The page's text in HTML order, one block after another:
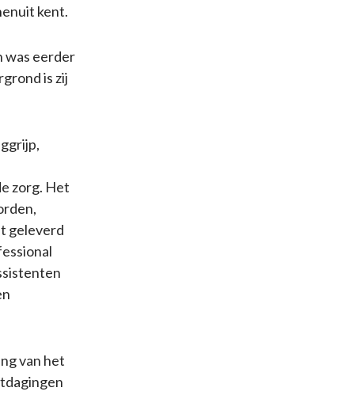
kent.
was eerder
is zij
zorg. Het
geleverd
van het